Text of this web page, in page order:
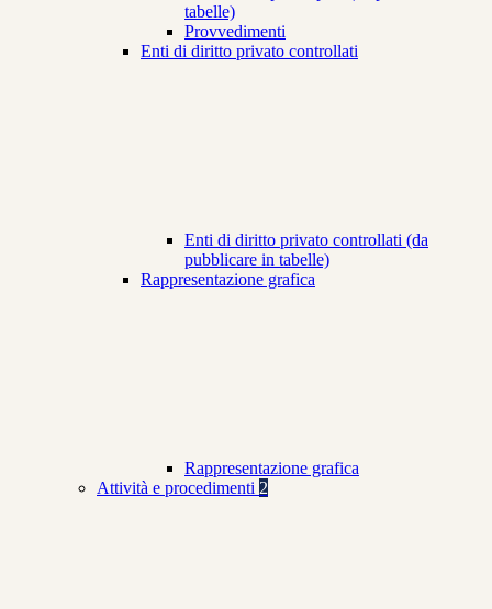
tabelle)
Provvedimenti
Enti di diritto privato controllati
Enti di diritto privato controllati (da
pubblicare in tabelle)
Rappresentazione grafica
Rappresentazione grafica
Attività e procedimenti 2